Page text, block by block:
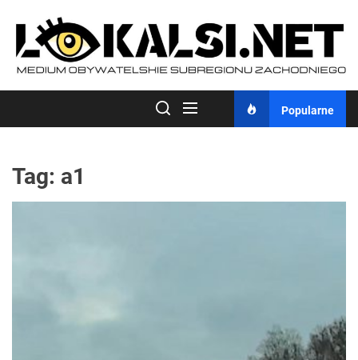
content
Popularne
Tag: a1